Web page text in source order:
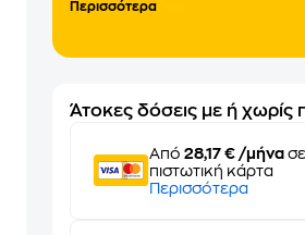
Περισσότερα
Άτοκες δόσεις με ή χωρίς
Από28,17 € /μήνα
πιστωτική κάρτα
Περισσότερα